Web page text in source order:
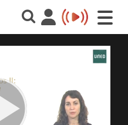
Toggle